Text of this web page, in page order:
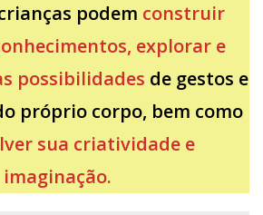
podem construir
explorar e
possibilidades de gestos e
próprio corpo, bem como
sua criatividade e
imaginação.